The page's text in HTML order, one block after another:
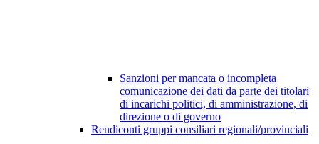
Sanzioni per mancata o incompleta
comunicazione dei dati da parte dei titolari
di incarichi politici, di amministrazione, di
direzione o di governo
Rendiconti gruppi consiliari regionali/provinciali